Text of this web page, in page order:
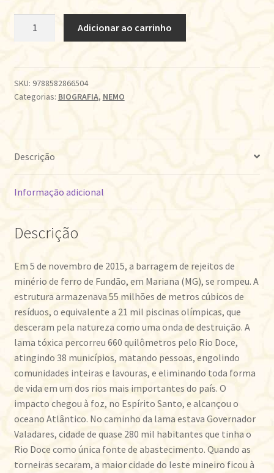
Adicionar ao carrinho
SKU: 9788582866504
Categorias: BIOGRAFIA, NEMO
Descrição
Informação adicional
Descrição
Em 5 de novembro de 2015, a barragem de rejeitos de
minério de ferro de Fundão, em Mariana (MG), se rompeu. A
estrutura armazenava 55 milhões de metros cúbicos de
resíduos, o equivalente a 21 mil piscinas olímpicas, que
desceram pela natureza como uma onda de destruição. A
lama tóxica percorreu 660 quilômetros pelo Rio Doce,
atingindo 38 municípios, matando pessoas, engolindo
comunidades inteiras e lavouras, e eliminando toda forma
de vida em um dos rios mais importantes do país. O
impacto chegou à foz, no Espírito Santo, e alcançou o
oceano Atlântico. No caminho da lama estava Governador
Valadares, cidade de quase 280 mil habitantes que tinha o
Rio Doce como única fonte de abastecimento. Quando as
torneiras secaram, a maior cidade do leste mineiro ficou à